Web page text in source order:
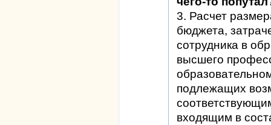
3. Расчет
бюджета,
сотрудника в
высшего
подлежащих
входящим в